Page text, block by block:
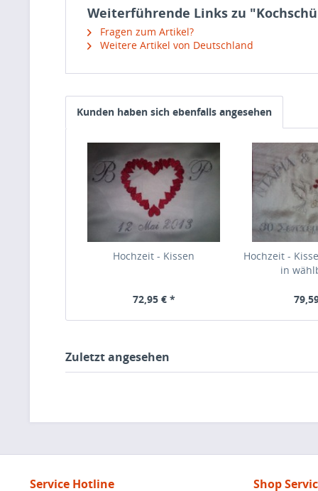
Weiterführende Links zu
Fragen zum Artikel?
Weitere Artikel von Deutschland
Kunden haben sich ebenfalls angesehen
Hochzeit - Kissen
72,95 € *
Hochzeit -
in
Zuletzt angesehen
Service Hotline Shop